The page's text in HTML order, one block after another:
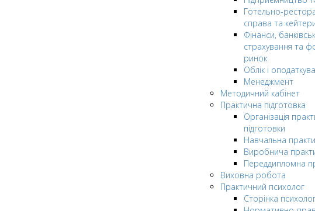
Готельно-
справа та
Фінанси,
страхування та
ринок
Облік і
Менеджмент
Методичний кабінет
Практична підготовка
Організація
підготовки
Навчальна
Виробнича
Переддипломна
Виховна робота
Практичний психолог
Сторінка